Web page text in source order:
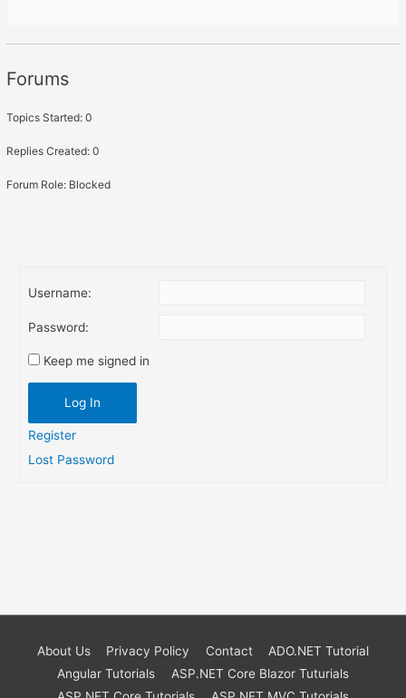
Forums
Topics Started: 0
Replies Created: 0
Forum Role: Blocked
Username:
Password:
Keep me signed in
Log In
Register
Lost Password
About Us Privacy Policy Contact
ADO.NET Tutorial
Angular Tutorials
ASP.NET Core Blazor Tuturials